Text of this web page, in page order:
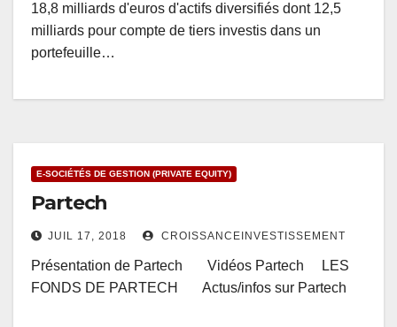
18,8 milliards d'euros d'actifs diversifiés dont 12,5
milliards pour compte de tiers investis dans un
portefeuille…
E-SOCIÉTÉS DE GESTION (PRIVATE EQUITY)
Partech
JUIL 17, 2018 CROISSANCEINVESTISSEMENT
Présentation de Partech Vidéos Partech LES
FONDS DE PARTECH Actus/infos sur Partech